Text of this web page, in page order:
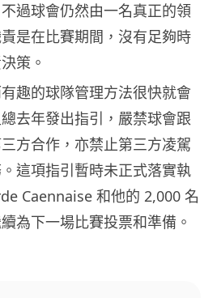
過球會仍然由一名真正的領
是在比賽期間，沒有足夠時
策。
趣的球隊管理方法很快就會
去年發出指引，嚴禁球會跟
方合作，亦禁止第三方凌駕
這項指引暫時未正式落實執
Caennaise 和他的 2,000 名
為下一場比賽投票和準備。